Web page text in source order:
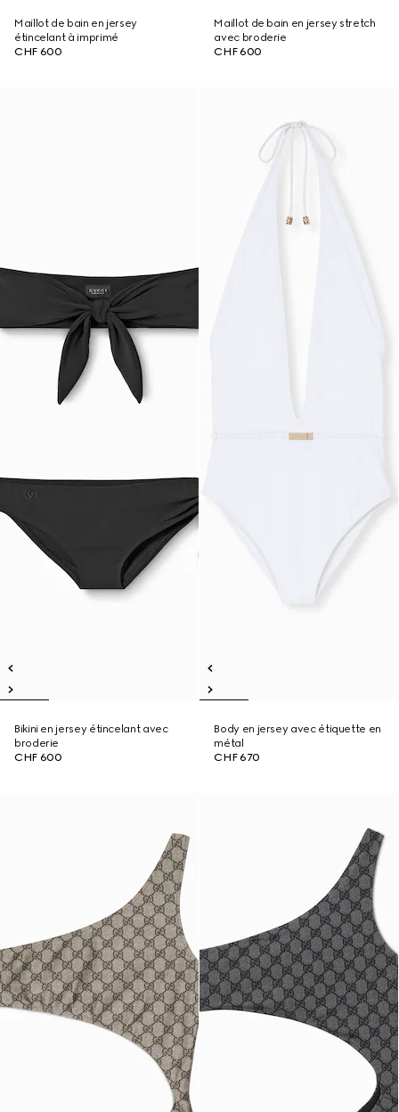
Maillot de bain en jersey
étincelant à imprimé
CHF 600
Maillot de bain en jersey stretch
avec broderie
CHF 600
Bikini en jersey étincelant avec
broderie
CHF 600
Body en jersey avec étiquette en
métal
CHF 670